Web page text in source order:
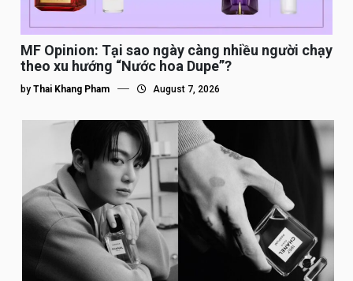
MF Opinion: Tại sao ngày càng nhiều người chạy
theo xu hướng “Nước hoa Dupe”?
by Thai Khang Pham August 7, 2026